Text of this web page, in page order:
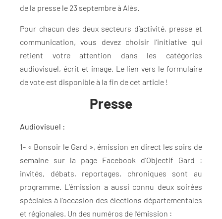
de la presse le 23 septembre à Alès.
Pour chacun des deux secteurs d’activité, presse et
communication, vous devez choisir l’initiative qui
retient votre attention dans les catégories
audiovisuel, écrit et image. Le lien vers le formulaire
de vote est disponible à la fin de cet article !
Presse
Audiovisuel :
1- « Bonsoir le Gard », émission en direct les soirs de
semaine sur la page Facebook d’Objectif Gard :
invités, débats, reportages, chroniques sont au
programme. L’émission a aussi connu deux soirées
spéciales à l’occasion des élections départementales
et régionales. Un des numéros de l’émission :